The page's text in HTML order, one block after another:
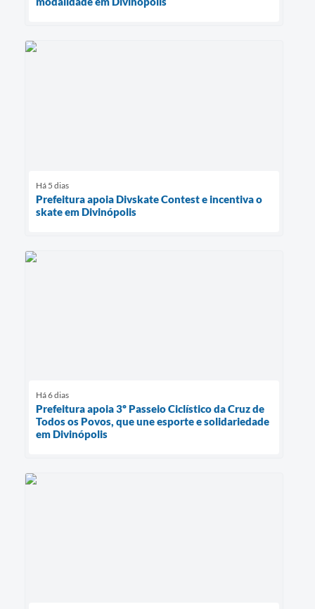
Há 5 dias
Prefeitura apoia Divskate Contest e incentiva o
skate em Divinópolis
Há 6 dias
Prefeitura apoia 3º Passeio Ciclístico da Cruz de
Todos os Povos, que une esporte e solidariedade
em Divinópolis